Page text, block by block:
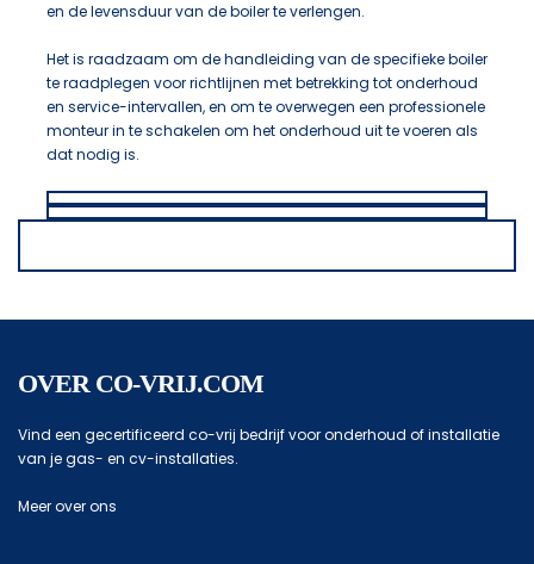
en de levensduur van de boiler te verlengen.
Het is raadzaam om de handleiding van de specifieke boiler
te raadplegen voor richtlijnen met betrekking tot onderhoud
en service-intervallen, en om te overwegen een professionele
monteur in te schakelen om het onderhoud uit te voeren als
dat nodig is.
OVER CO-VRIJ.COM
Vind een gecertificeerd co-vrij bedrijf voor onderhoud of installatie
van je gas- en cv-installaties.
Meer over ons